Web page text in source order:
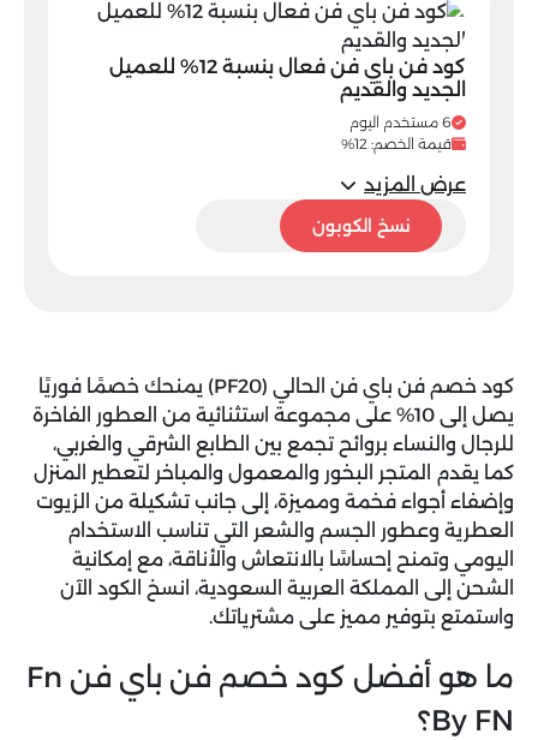
كود فن باي فن فعال بنسبة 12% للعميل
الجديد والقديم
6 مستخدم اليوم
قيمة الخصم: 12%
عرض المزيد
PF20نسخ الكوبون
كود خصم فن باي فن الحالي (PF20
) يمنحك خصمًا فوريًا
يصل إلى 10% على مجموعة استثنائية من العطور الفاخرة
للرجال والنساء بروائح تجمع بين الطابع الشرقي والغربي،
كما يقدم المتجر البخور والمعمول والمباخر لتعطير المنزل
وإضفاء أجواء فخمة ومميزة، إلى جانب تشكيلة من الزيوت
العطرية وعطور الجسم والشعر التي تناسب الاستخدام
اليومي وتمنح إحساسًا بالانتعاش والأناقة، مع إمكانية
الشحن إلى المملكة العربية السعودية، انسخ الكود الآن
واستمتع بتوفير مميز على مشترياتك.
ما هو أفضل كود خصم فن باي فن Fn
By FN؟